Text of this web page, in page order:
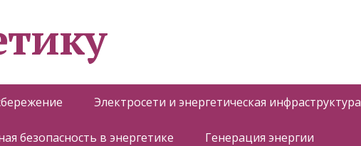
Электросети и энергетическая инфраструктура
безопасность в энергетике Генерация энергии